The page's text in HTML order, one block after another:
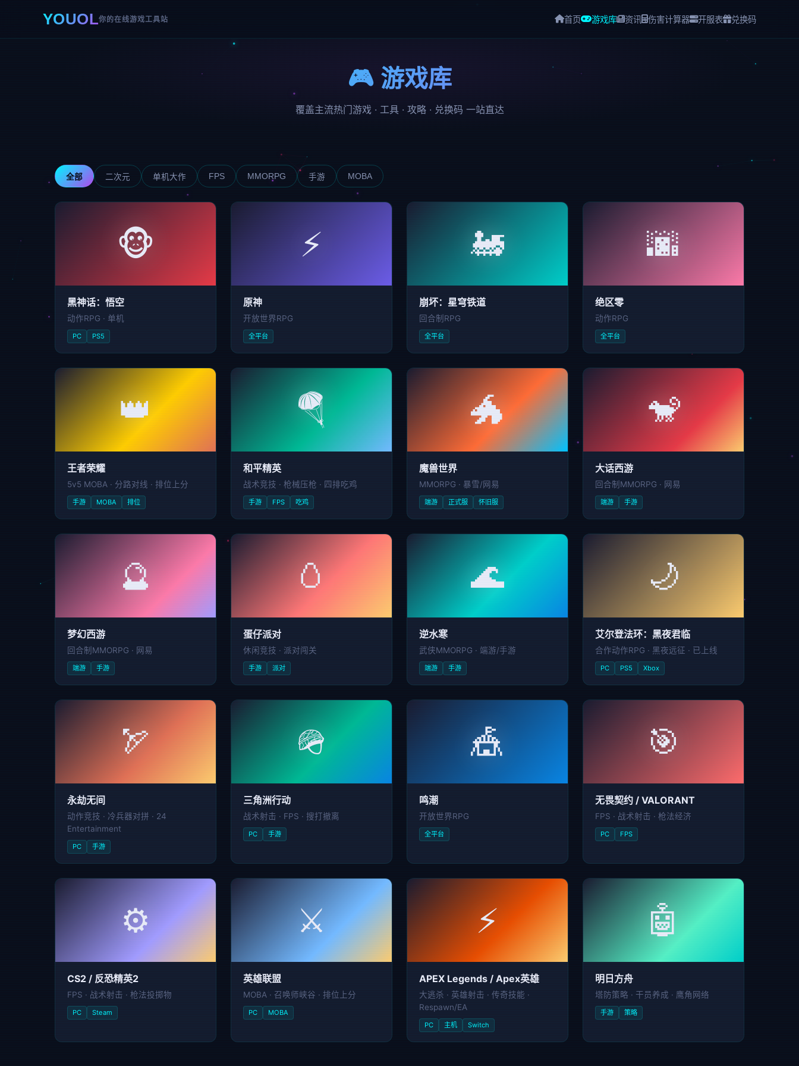
YOUOL你的在线游戏工具站 首页 游戏库 资讯 伤害计算器 开服表 兑换码
🎮 游戏库
覆盖主流热门游戏 · 工具 · 攻略 · 兑换码 一站直达
全部 二次元 单机大作 FPS MMORPG 手游 MOBA
🐵
黑神话：悟空
动作RPG · 单机
PC PS5
⚡
原神
开放世界RPG
全平台
🚂
崩坏：星穹铁道
回合制RPG
全平台
🌆
绝区零
动作RPG
全平台
👑
王者荣耀
5v5 MOBA · 分路对线 · 排位上分
手游 MOBA 排位
🪂
和平精英
战术竞技 · 枪械压枪 · 四排吃鸡
手游 FPS 吃鸡
🐲
魔兽世界
MMORPG · 暴雪/网易
端游 正式服 怀旧服
🐒
大话西游
回合制MMORPG · 网易
端游 手游
🔮
梦幻西游
回合制MMORPG · 网易
端游 手游
🥚
蛋仔派对
休闲竞技 · 派对闯关
手游 派对
🌊
逆水寒
武侠MMORPG · 端游/手游
端游 手游
🌙
艾尔登法环：黑夜君临
合作动作RPG · 黑夜远征 · 已上线
PC PS5 Xbox
🏹
永劫无间
动作竞技 · 冷兵器对拼 · 24
Entertainment
PC 手游
🪖
三角洲行动
战术射击 · FPS · 搜打撤离
PC 手游
🎪
鸣潮
开放世界RPG
全平台
🎯
无畏契约 / VALORANT
FPS · 战术射击 · 枪法经济
PC FPS
⚙️
CS2 / 反恐精英2
FPS · 战术射击 · 枪法投掷物
PC Steam
⚔️
英雄联盟
MOBA · 召唤师峡谷 · 排位上分
PC MOBA
⚡
APEX Legends / Apex英雄
大逃杀 · 英雄射击 · 传奇技能 ·
Respawn/EA
PC 主机 Switch
🤖
明日方舟
塔防策略 · 干员养成 · 鹰角网络
手游 策略